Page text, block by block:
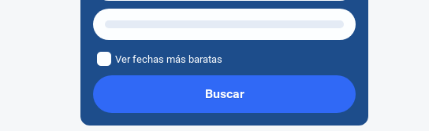
Ver fechas más baratas
Buscar